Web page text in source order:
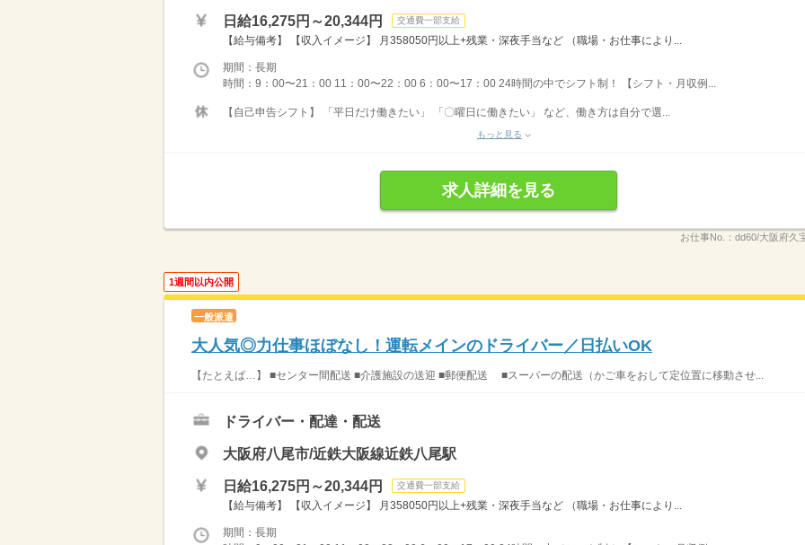
日給16,275円～20,344円 交通費一部支給
【給与備考】 【収入イメージ】 月358050円以上+残業・深夜手当など （職場・お仕事により...
期間：長期
時間：9：00〜21：00 11：00〜22：00 6：00〜17：00 24時間の中でシフト制！ 【シフト・月収例...
【自己申告シフト】 「平日だけ働きたい」 「〇曜日に働きたい」 など、働き方は自分で選...
もっと見る
求人詳細を見る
お仕事No.： dd60/大阪府久
1週間以内公開
一般派遣
大人気◎力仕事ほぼなし！運転メインのドライバー／日払いOK
【たとえば…】 ■センター間配送 ■介護施設の送迎 ■郵便配送 ■スーパーの配送（かご車をおして定位置に移動させ...
ドライバー・配達・配送
大阪府八尾市/近鉄大阪線近鉄八尾駅
日給16,275円～20,344円 交通費一部支給
【給与備考】 【収入イメージ】 月358050円以上+残業・深夜手当など （職場・お仕事により...
期間：長期